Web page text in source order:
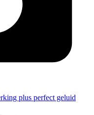
plus perfect geluid